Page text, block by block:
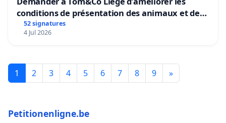
conditions de présentation des animaux et de
mettre fin à la vente d’animaux en magasin
52 signatures
4 Jul 2026
1 2 3 4 5 6 7 8 9 »
Petitionenligne.be